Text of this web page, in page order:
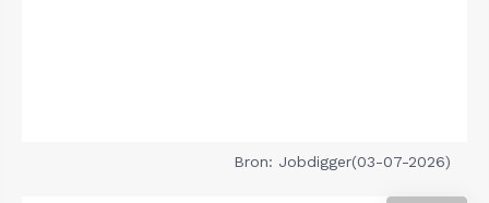
Bron: Jobdigger(03-07-2026)